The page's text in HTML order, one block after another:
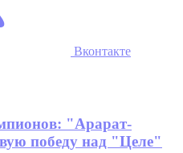
Вконтакте
"Арарат-
победу над "Целе"